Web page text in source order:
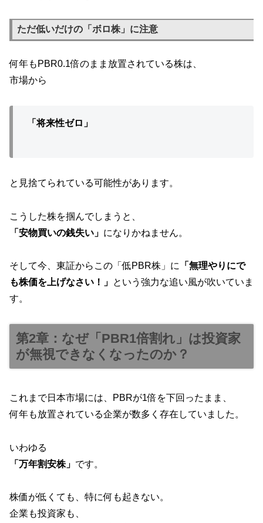
ただ低いだけの「ボロ株」に注意
何年もPBR0.1倍のまま放置されている株は、
市場から
「将来性ゼロ」
と見捨てられている可能性があります。
こうした株を掴んでしまうと、
「安物買いの銭失い」 になりかねません。
そして今、東証からこの「低PBR株」に 「無理やりにで
も株価を上げなさい！」 という強力な追い風が吹いていま
す。
第2章：なぜ「PBR1倍割れ」は投資家
が無視できなくなったのか？
これまで日本市場には、PBRが1倍を下回ったまま、
何年も放置されている企業が数多く存在していました。
いわゆる
「万年割安株」 です。
株価が低くても、特に何も起きない。
企業も投資家も、